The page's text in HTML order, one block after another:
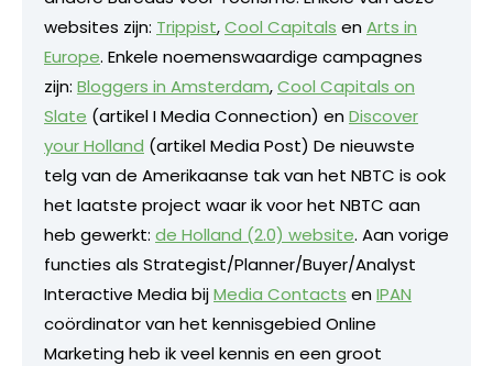
websites zijn: Trippist,Cool Capitals enArts in
Europe. Enkele noemenswaardige campagnes
zijn: Bloggers in Amsterdam,Cool Capitals on
Slate (artikel I Media Connection) enDiscover
your Holland (artikel Media Post) De nieuwste
telg van de Amerikaanse tak van het NBTC is ook
het laatste project waar ik voor het NBTC aan
heb gewerkt: de Holland (2.0) website. Aan vorige
functies als Strategist/Planner/Buyer/Analyst
Interactive Media bijMedia Contacts enIPAN
coördinator van het kennisgebied Online
Marketing heb ik veel kennis en een groot